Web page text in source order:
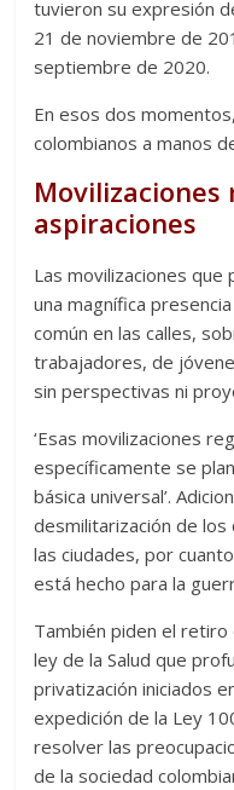
tuvieron su expresión
21 de noviembre de
septiembre de 2020.
En esos dos
colombianos a manos
aspiraciones
Las movilizaciones
una magnífica
común en las calles,
trabajadores, de
sin perspectivas ni
‘Esas movilizaciones
específicamente se
básica universal’.
desmilitarización de
las ciudades, por
está hecho para la
También piden el
ley de la Salud que
privatización iniciados
expedición de la Ley
resolver las
de la sociedad